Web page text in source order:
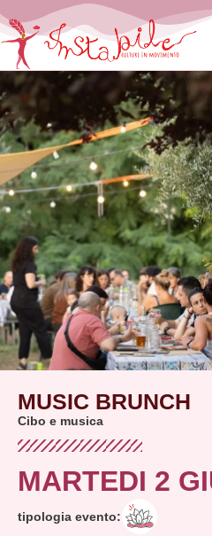
MUSIC BRUNCH
Cibo e musica
MARTEDI 2
tipologia evento: